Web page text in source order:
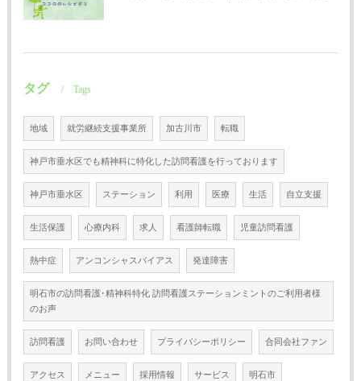
タグ Tags
地域 就労継続支援事業所 加古川市 転職
神戸市垂水区でも精神科に特化した訪問看護を行っております
神戸市垂水区 ステーション 利用 医療 生活 自立支援
生活保護 心療内科 求人 看護師転職 児童訪問看護
熱中症 アンコンシャスバイアス 発達障害
明石市の訪問看護･精神科特化 訪問看護ステーションミントのご利用者様
のお声
訪問看護 お問い合わせ プライバシーポリシー 合同会社ファン
アクセス メニュー 採用情報 サービス 明石市